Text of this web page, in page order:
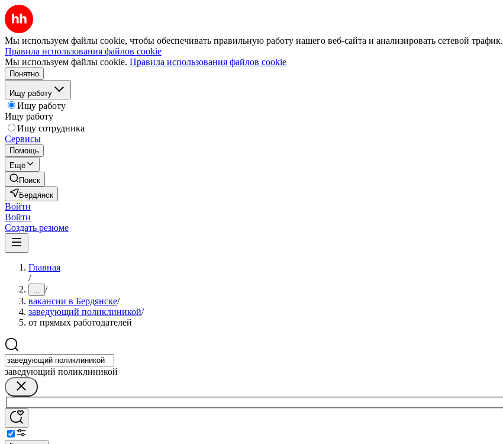
Мы используем файлы cookie, чтобы обеспечивать правильную работу нашего веб-сайта и анализировать сетевой трафик.
Правила использования файлов cookie
Мы используем файлы cookie. Правила использования файлов cookie
Понятно
Ищу работу
Ищу работу
Ищу работу
Ищу сотрудника
Сервисы
Помощь
Ещё
Поиск
Бердянск
Войти
Войти
Создать резюме
Главная
/
... /
вакансии в Бердянске/
заведующий поликлиникой/
от прямых работодателей
заведующий поликлиникой